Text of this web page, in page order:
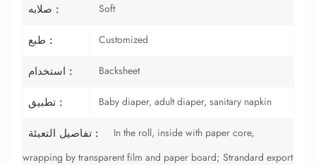
صلابه : Soft
طبع : Customized
استخدام : Backsheet
تطبيق : Baby diaper, adult diaper, sanitary napkin
تفاصيل التعبئة :
In the roll, inside with paper core,
wrapping by transparent film and paper board; Strandard export